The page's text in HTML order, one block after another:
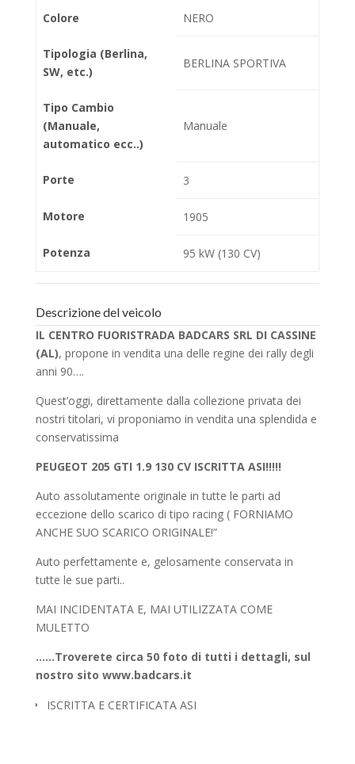
Colore NERO
Tipologia (Berlina,
SW, etc.)
BERLINA SPORTIVA
Tipo Cambio
(Manuale,
automatico ecc..)
Manuale
Porte 3
Motore 1905
Potenza 95 kW (130 CV)
Descrizione del veicolo
IL CENTRO FUORISTRADA BADCARS SRL DI CASSINE
(AL), propone in vendita una delle regine dei rally degli
anni 90….
Quest’oggi, direttamente dalla collezione privata dei
nostri titolari, vi proponiamo in vendita una splendida e
conservatissima
PEUGEOT 205 GTI 1.9 130 CV ISCRITTA ASI!!!!!
Auto assolutamente originale in tutte le parti ad
eccezione dello scarico di tipo racing ( FORNIAMO
ANCHE SUO SCARICO ORIGINALE!”
Auto perfettamente e, gelosamente conservata in
tutte le sue parti..
MAI INCIDENTATA E, MAI UTILIZZATA COME
MULETTO
……Troverete circa 50 foto di tutti i dettagli, sul
nostro sito www.badcars.it
ISCRITTA E CERTIFICATA ASI